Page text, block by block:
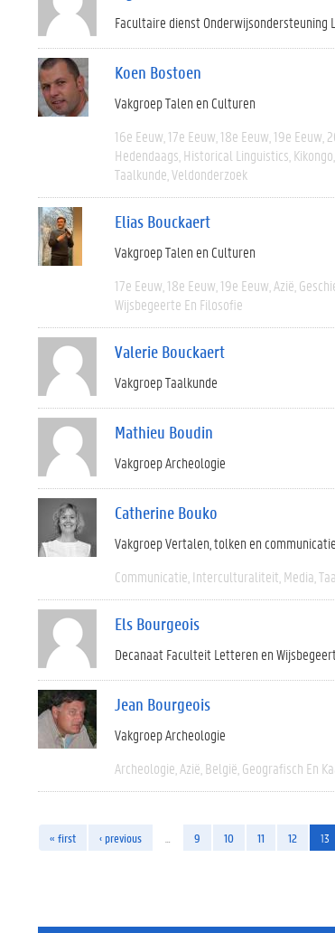
Facultaire dienst Onderwijsondersteuning
Koen Bostoen
Vakgroep Talen en Culturen
16e Eeuw 17e Eeuw 18e Eeuw 19e Eeuw
Hedendaags Historical Linguistics Kikongo
Taalkunde Veldonderzoek
Elias Bouckaert
Vakgroep Talen en Culturen
17e Eeuw 18e Eeuw 19e Eeuw Azië
Wijsbegeerte En Filosofie
Valerie Bouckaert
Vakgroep Taalkunde
Mathieu Boudin
Vakgroep Archeologie
Catherine Bouko
Vakgroep Vertalen, tolken en communicatie
Communicatie Interculturaliteit Media
Els Bourgeois
Decanaat Faculteit Letteren en
Jean Bourgeois
Vakgroep Archeologie
Archeologie Azië België Geografisch En
« first ‹ previous 9 10 11 12 13